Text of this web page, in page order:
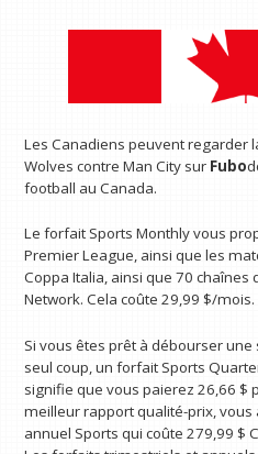
Les Canadiens peuvent regarder
Wolves contre Man City sur Fubo
football au Canada.
Le forfait Sports Monthly vous
Premier League, ainsi que les
Coppa Italia, ainsi que 70 chaînes
Network. Cela coûte 29,99 $/mois.
Si vous êtes prêt à débourser
seul coup, un forfait Sports
signifie que vous paierez 26,66 $
meilleur rapport qualité-prix,
annuel Sports qui coûte 279,99 $